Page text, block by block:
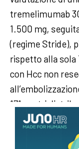
tremelimumab
1.500 mg,
(regime Stride),
rispetto alla sola
con Hcc non
171 centri
America,